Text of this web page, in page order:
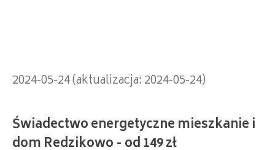
2024-05-24 (aktualizacja: 2024-05-24)